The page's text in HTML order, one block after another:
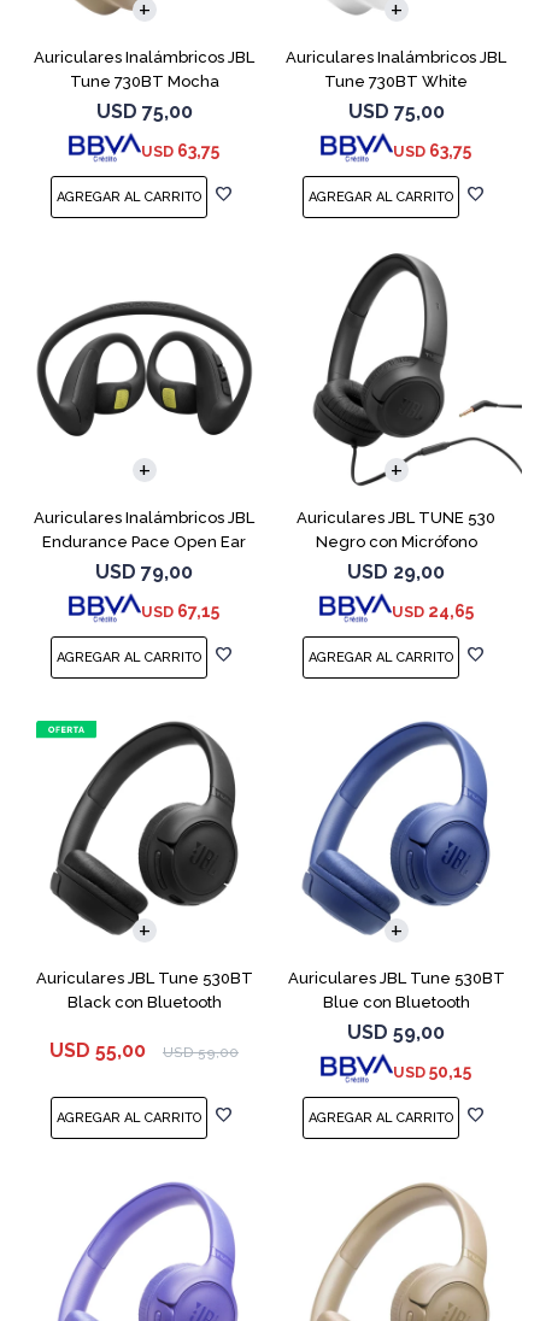
Auriculares Inalámbricos JBL
Tune 730BT Mocha
USD 75,00
USD 63,75
Auriculares Inalámbricos JBL
Tune 730BT White
USD 75,00
USD 63,75
Auriculares Inalámbricos JBL
Endurance Pace Open Ear
Negro
USD 79,00
USD 67,15
Auriculares JBL TUNE 530
Negro con Micrófono
USD 29,00
USD 24,65
Auriculares JBL Tune 530BT
Black con Bluetooth
USD 55,00 USD 59,00
Auriculares JBL Tune 530BT
Blue con Bluetooth
USD 59,00
USD 50,15